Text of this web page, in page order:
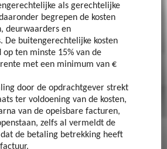
als gerechtelijke
begrepen de kosten
deurwaarders en
De buitengerechtelijke kosten
ten minste 15% van de
met een minimum van €
door de opdrachtgever strekt
ter voldoening van de kosten,
van de opeisbare facturen,
zelfs al vermeldt de
de betaling betrekking heeft